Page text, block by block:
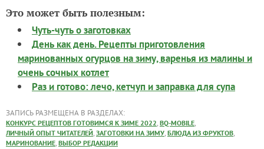
Это может быть полезным:
Чуть-чуть о заготовках
День как день. Рецепты приготовления
маринованных огурцов на зиму, варенья из малины и
очень сочных котлет
Раз и готово: лечо, кетчуп и заправка для супа
ЗАПИСЬ РАЗМЕЩЕНА В РАЗДЕЛАХ:
КОНКУРС РЕЦЕПТОВ ГОТОВИМСЯ К ЗИМЕ 2022, BQ-MOBILE,
ЛИЧНЫЙ ОПЫТ ЧИТАТЕЛЕЙ, ЗАГОТОВКИ НА ЗИМУ, БЛЮДА ИЗ ФРУКТОВ,
МАРИНОВАНИЕ, ВЫБОР РЕДАКЦИИ